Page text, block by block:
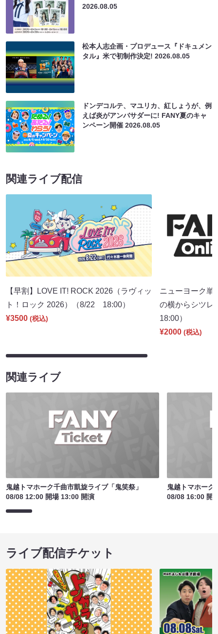
2026.08.05
松本人志企画・プロデュース『ドキュメン
タル』米で初制作決定!2026.08.05
ドンデコルテ、マユリカ、紅しょうが、例
えば炎がアンバサダーに! FANY夏のキャ
ンペーン開催2026.08.05
関連ライブ配信
【早割】LOVE IT! ROCK 2026（ラヴィッ
ト！ロック 2026）（8/22 18:00）
¥3500 (税込)
ニューヨーク単
の横からシツ
18:00）
¥2000 (税込)
関連ライブ
鬼越トマホーク千曲市凱旋ライブ「鬼笑祭」
08/08 12:00 開場 13:00 開演
鬼越トマホーク
08/08 16:00 開
ライブ配信チケット